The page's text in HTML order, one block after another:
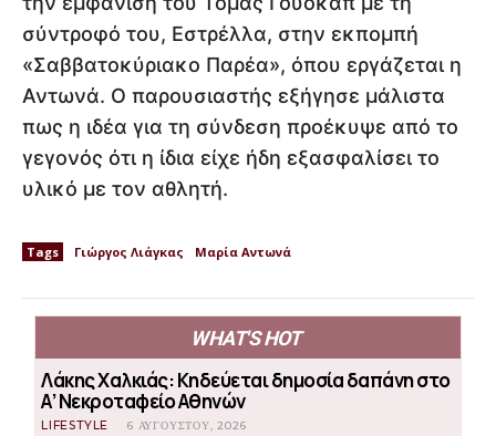
σύντροφό του, Εστρέλλα, στην εκπομπή
«Σαββατοκύριακο Παρέα», όπου εργάζεται η
Αντωνά. Ο παρουσιαστής εξήγησε μάλιστα
πως η ιδέα για τη σύνδεση προέκυψε από το
γεγονός ότι η ίδια είχε ήδη εξασφαλίσει το
υλικό με τον αθλητή.
Tags Γιώργος Λιάγκας Μαρία Αντωνά
WHAT'S HOT
Λάκης Χαλκιάς: Κηδεύεται δημοσία δαπάνη στο
Α’ Νεκροταφείο Αθηνών
LIFESTYLE 6 ΑΥΓΟΎΣΤΟΥ, 2026